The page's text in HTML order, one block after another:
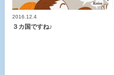
2016.12.4
３カ国ですね♪